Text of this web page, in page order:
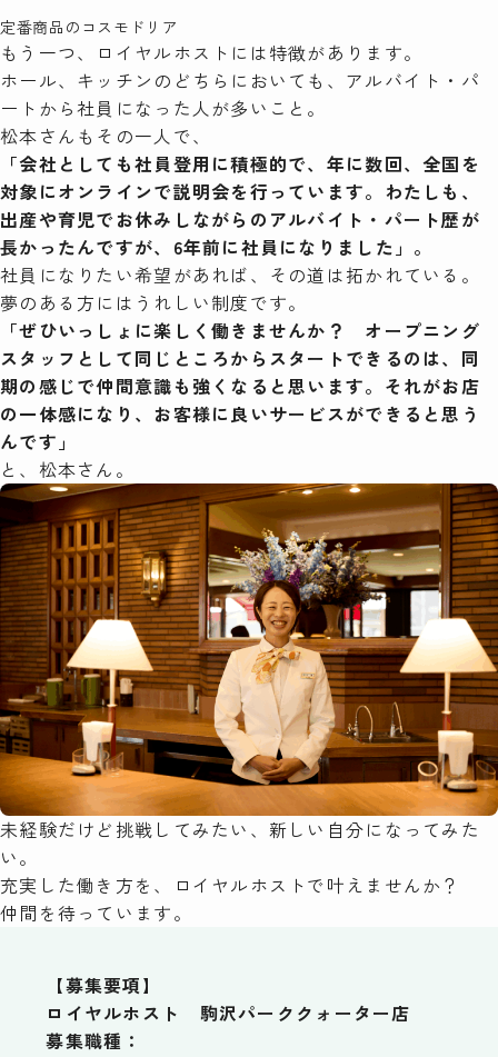
定番商品のコスモドリア
もう一つ、ロイヤルホストには特徴があります。
ホール、キッチンのどちらにおいても、アルバイト・パ
ートから社員になった人が多いこと。
松本さんもその一人で、
「会社としても社員登用に積極的で、年に数回、全国を
対象にオンラインで説明会を行っています。わたしも、
出産や育児でお休みしながらのアルバイト・パート歴が
長かったんですが、6年前に社員になりました」。
社員になりたい希望があれば、その道は拓かれている。
夢のある方にはうれしい制度です。
「ぜひいっしょに楽しく働きませんか？ オープニング
スタッフとして同じところからスタートできるのは、同
期の感じで仲間意識も強くなると思います。それがお店
の一体感になり、お客様に良いサービスができると思う
んです」
と、松本さん。
未経験だけど挑戦してみたい、新しい自分になってみた
い。
充実した働き方を、ロイヤルホストで叶えませんか？
仲間を待っています。
【募集要項】
ロイヤルホスト 駒沢パーククォーター店
募集職種：